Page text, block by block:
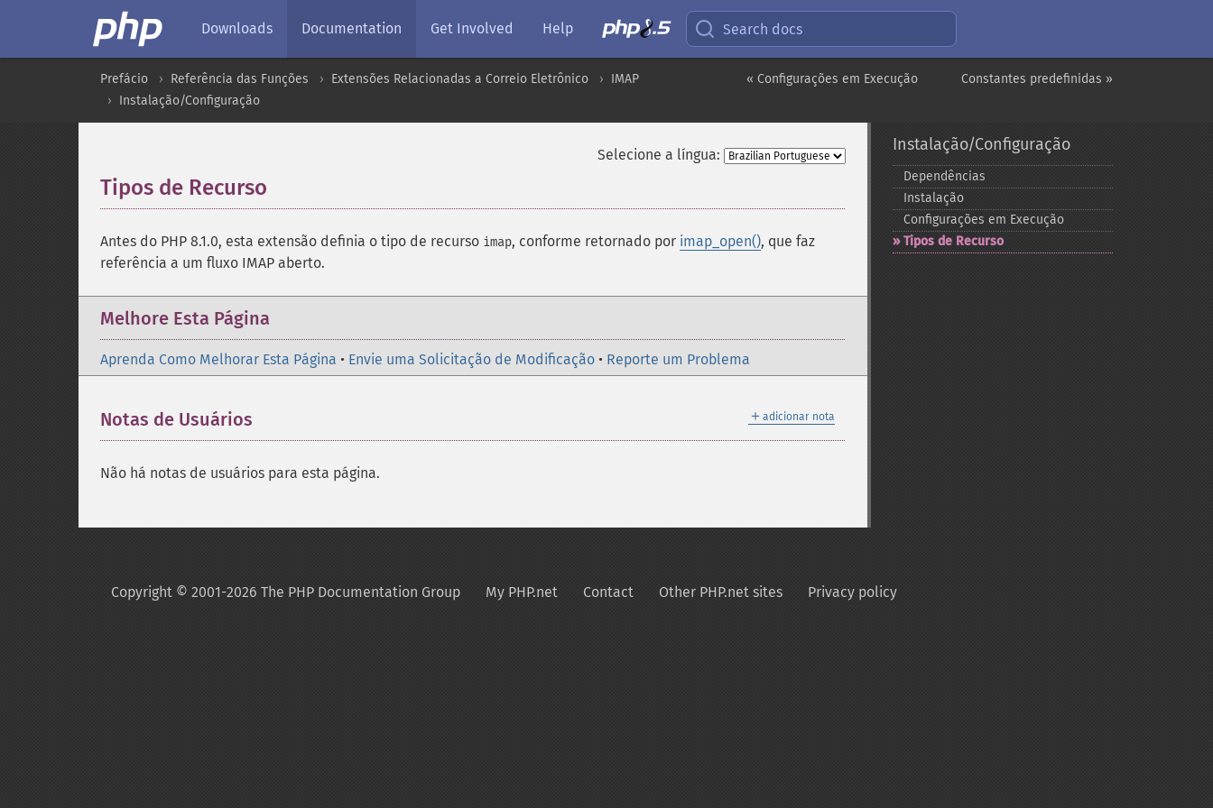
Downloads Documentation Get Involved Help Search docs
Constantes predefinidas »
« Configurações em Execução
Prefácio Referência das Funções Extensões Relacionadas a Correio Eletrônico
IMAP
Instalação/Configuração
Selecione a língua:
Tipos de Recurso
Antes do PHP 8.1.0, esta extensão definia o tipo de recurso imap, conforme retornado por imap_open(), que faz
referência a um fluxo IMAP aberto.
Melhore Esta Página
Aprenda Como Melhorar Esta Página • Envie uma Solicitação de Modificação • Reporte um Problema
＋ adicionar nota
Notas de Usuários
Não há notas de usuários para esta página.
Instalação/Configuração
Dependências
Instalação
Configurações em Execução
Tipos de Recurso
Copyright © 2001-2026 The PHP Documentation Group My PHP.net Contact Other PHP.net sites Privacy policy